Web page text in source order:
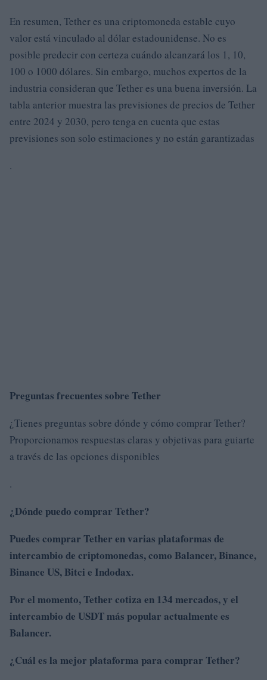
En resumen, Tether es una criptomoneda estable cuyo
valor está vinculado al dólar estadounidense. No es
posible predecir con certeza cuándo alcanzará los 1, 10,
100 o 1000 dólares. Sin embargo, muchos expertos de la
industria consideran que Tether es una buena inversión. La
tabla anterior muestra las previsiones de precios de Tether
entre 2024 y 2030, pero tenga en cuenta que estas
previsiones son solo estimaciones y no están garantizadas
.
Preguntas frecuentes sobre Tether
¿Tienes preguntas sobre dónde y cómo comprar Tether?
Proporcionamos respuestas claras y objetivas para guiarte
a través de las opciones disponibles
.
¿Dónde puedo comprar Tether?
Puedes comprar Tether en varias plataformas de
intercambio de criptomonedas, como Balancer, Binance,
Binance US, Bitci e Indodax.
Por el momento, Tether cotiza en 134 mercados, y el
intercambio de USDT más popular actualmente es
Balancer.
¿Cuál es la mejor plataforma para comprar Tether?